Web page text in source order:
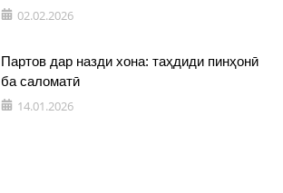
02.02.2026
Партов дар назди хона: таҳдиди пинҳонӣ
ба саломатӣ
14.01.2026